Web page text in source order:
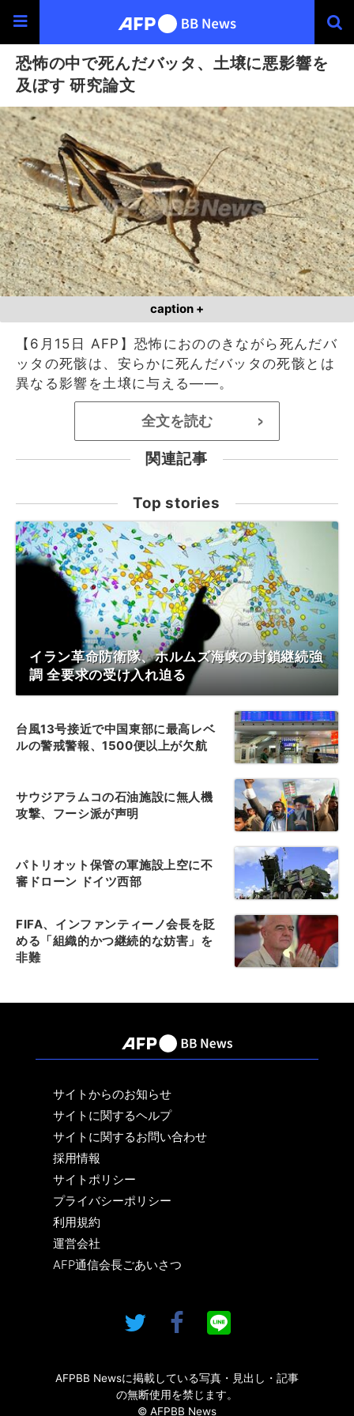
恐怖の中で死んだバッタ、土壌に悪影響を
及ぼす 研究論文
caption +
【6月15日 AFP】恐怖におののきながら死んだバ
ッタの死骸は、安らかに死んだバッタの死骸とは
異なる影響を土壌に与える――。
全文を読む >
関連記事
Top stories
イラン革命防衛隊、ホルムズ海峡の封鎖継続強
調 全要求の受け入れ迫る
台風13号接近で中国東部に最高レベ
ルの警戒警報、1500便以上が欠航
サウジアラムコの石油施設に無人機
攻撃、フーシ派が声明
パトリオット保管の軍施設上空に不
審ドローン ドイツ西部
FIFA、インファンティーノ会長を貶
める「組織的かつ継続的な妨害」を
非難
サイトからのお知らせ
サイトに関するヘルプ
サイトに関するお問い合わせ
採用情報
サイトポリシー
プライバシーポリシー
利用規約
運営会社
AFP通信会長ごあいさつ
AFPBB Newsに掲載している写真・見出し・記事
の無断使用を禁じます。
© AFPBB News